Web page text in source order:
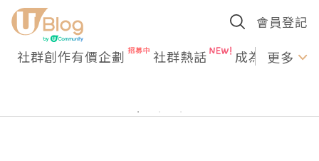
會員登記
社群創作有價企劃 社群熱話 成為U更多